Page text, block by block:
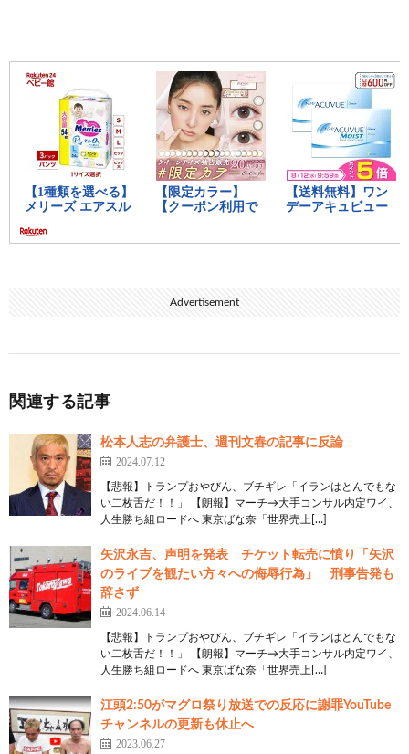
Advertisement
関連する記事
松本人志の弁護士、週刊文春の記事に反論
2024.07.12
【悲報】トランプおやびん、ブチギレ「イランはとんでもな
い二枚舌だ！！」 【朗報】マーチ→大手コンサル内定ワイ、
人生勝ち組ロードへ 東京ばな奈「世界売上[…]
矢沢永吉、声明を発表 チケット転売に憤り「矢沢
のライブを観たい方々への侮辱行為」 刑事告発も
辞さず
2024.06.14
【悲報】トランプおやびん、ブチギレ「イランはとんでもな
い二枚舌だ！！」 【朗報】マーチ→大手コンサル内定ワイ、
人生勝ち組ロードへ 東京ばな奈「世界売上[…]
江頭2:50がマグロ祭り放送での反応に謝罪YouTube
チャンネルの更新も休止へ
2023.06.27